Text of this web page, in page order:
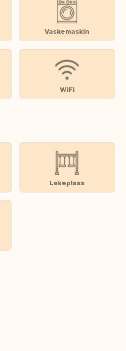
Vaskemaskin
WiFi
Lekeplass